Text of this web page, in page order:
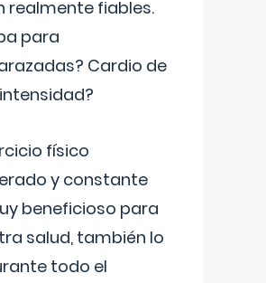
realmente fiables.
para
Cardio de
físico
y constante
beneficioso para
salud, también lo
todo el